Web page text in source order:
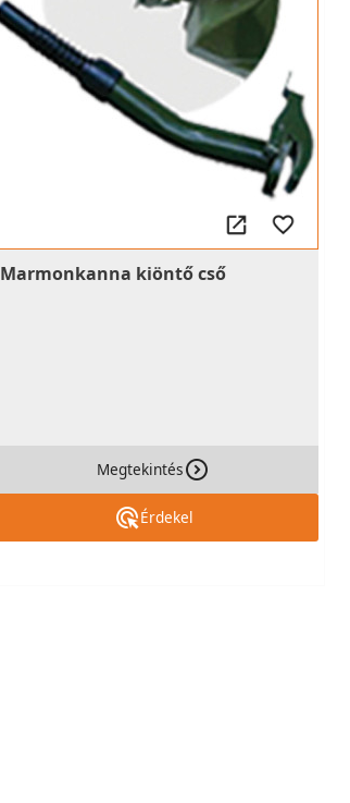
Marmonkanna kiöntő cső
Megtekintés
Érdekel